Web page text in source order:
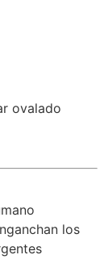
ovalado
los